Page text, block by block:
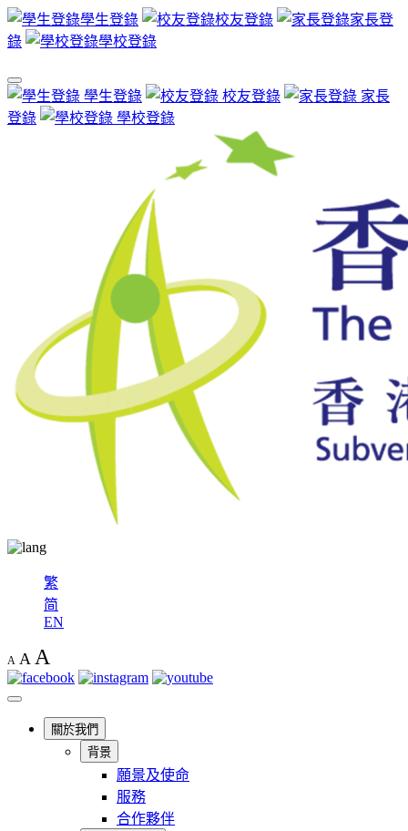
學生登錄 校友登錄
家長登
錄
學校登錄
學生登錄 校友登錄
家長
登錄
學校登錄
繁
简
EN
A A A
關於我們
背景
願景及使命
服務
合作夥伴